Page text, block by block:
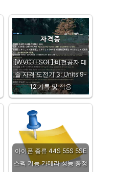
[WVCTESOL] 비전공자 테
솔 자격 도전기 3: Units 9-
12 기록 및 적용
아이폰 종류 44S 55S 5SE
스펙 기능 카메라 성능 총정